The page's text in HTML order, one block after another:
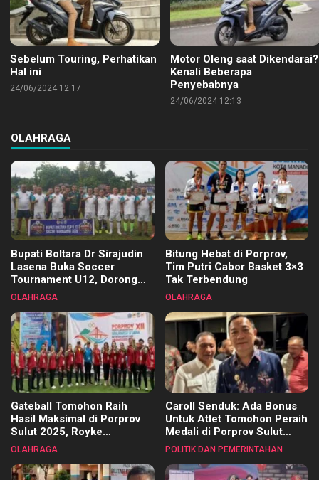
Sebelum Touring, Perhatikan
Hal ini
24/06/2024 12:17
Motor Oleng saat Dikendarai?
Kenali Beberapa
Penyebabnya
24/06/2024 12:13
OLAHRAGA
Bupati Boltara Dr Sirajudin
Lasena Buka Soccer
Tournament U12, Dorong
Pembinaan Merata di Setiap
OLAHRAGA
Bitung Hebat di Porprov,
Tim Putri Cabor Basket 3×3
Tak Terbendung
OLAHRAGA
Gateball Tomohon Raih
Hasil Maksimal di Porprov
Sulut 2025, Royke
Tangkawarouw Ucapkan
OLAHRAGA
Caroll Senduk: Ada Bonus
Untuk Atlet Tomohon Peraih
Medali di Porprov Sulut
2025
POLITIK DAN PEMERINTAHAN